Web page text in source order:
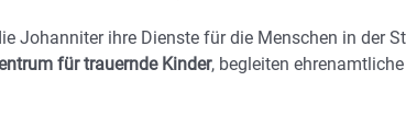
Johanniter ihre Dienste für die Menschen in der
für trauernde Kinder, begleiten